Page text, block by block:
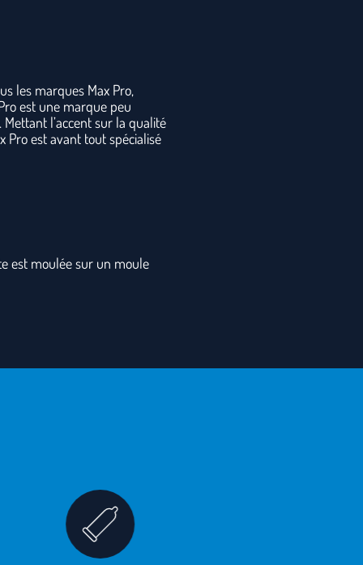
les marques Max Pro,
est une marque peu
l’accent sur la qualité
Pro est avant tout spécialisé
est moulée sur un moule